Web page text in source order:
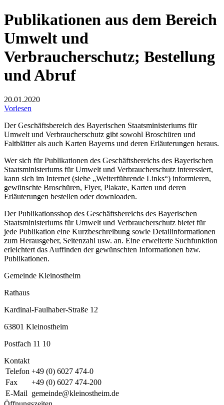
Publikationen aus dem Bereich
Umwelt und
Verbraucherschutz; Bestellung
und Abruf
20.01.2020
Vorlesen
Der Geschäftsbereich des Bayerischen Staatsministeriums für
Umwelt und Verbraucherschutz gibt sowohl Broschüren und
Faltblätter als auch Karten Bayerns und deren Erläuterungen heraus.
Wer sich für Publikationen des Geschäftsbereichs des Bayerischen
Staatsministeriums für Umwelt und Verbraucherschutz interessiert,
kann sich im Internet (siehe „Weiterführende Links“) informieren,
gewünschte Broschüren, Flyer, Plakate, Karten und deren
Erläuterungen bestellen oder downloaden.
Der Publikationsshop des Geschäftsbereichs des Bayerischen
Staatsministeriums für Umwelt und Verbraucherschutz bietet für
jede Publikation eine Kurzbeschreibung sowie Detailinformationen
zum Herausgeber, Seitenzahl usw. an. Eine erweiterte Suchfunktion
erleichtert das Auffinden der gewünschten Informationen bzw.
Publikationen.
Gemeinde Kleinostheim
Rathaus
Kardinal-Faulhaber-Straße 12
63801 Kleinostheim
Postfach 11 10
Kontakt
Telefon +49 (0) 6027 474-0
Fax
+49 (0) 6027 474-200
E-Mail gemeinde@kleinostheim.de